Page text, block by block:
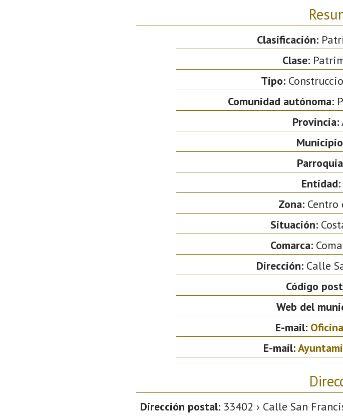
Clasificación:
Clase:
Tipo:
Comunidad autónoma:
Provincia:
Entidad:
Zona: Centro
Situación:
Comarca:
Dirección:Calle
Código
Web del
E-mail:
E-mail:
Dirección postal: 33402 › Calle San